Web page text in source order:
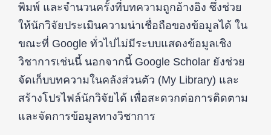
พิมพ์ และจำนวนครั้งที่บทความถูกอ้างอิง ซึ่งช่วย
ให้นักวิจัยประเมินความน่าเชื่อถือของข้อมูลได้ ใน
ขณะที่ Google ทั่วไปไม่มีระบบแสดงข้อมูลเชิง
วิชาการเช่นนี้ นอกจากนี้ Google Scholar ยังช่วย
จัดเก็บบทความในคลังส่วนตัว (My Library) และ
สร้างโปรไฟล์นักวิจัยได้ เพื่อสะดวกต่อการติดตาม
และจัดการข้อมูลทางวิชาการ